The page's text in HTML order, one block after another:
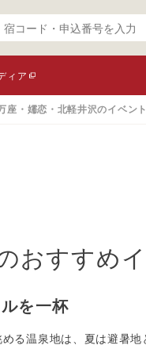
ィア
座・嬬恋・北軽井沢のイベント
おすすめ
を一杯
る温泉地は、夏は避暑